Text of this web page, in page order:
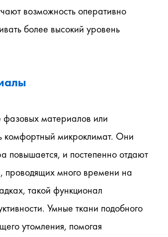
возможность оперативно
более высокий уровень
материалов или
комфортный микроклимат. Они
повышается, и постепенно отдают
проводящих много времени на
такой функционал
Умные ткани подобного
утомления, помогая